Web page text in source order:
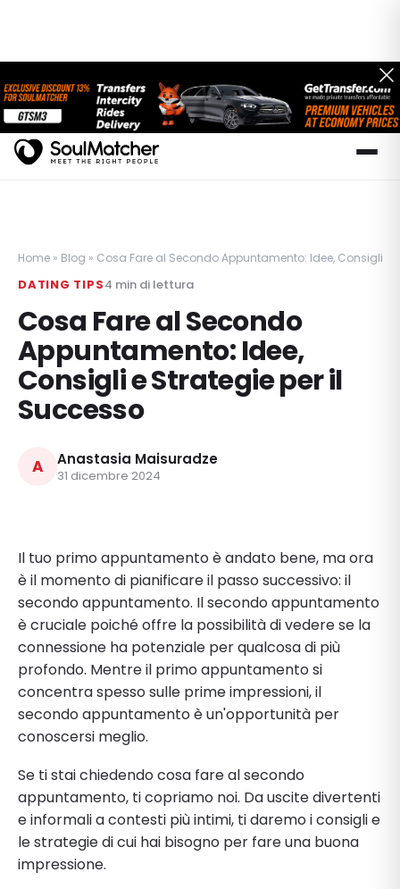
Home » Blog » Cosa Fare al Secondo Appuntamento: Idee, Consigli e
DATING TIPS4 min di lettura
Cosa Fare al Secondo
Appuntamento: Idee,
Consigli e Strategie per il
Successo
A Anastasia Maisuradze
31 dicembre 2024
Il tuo primo appuntamento è andato bene, ma ora
è il momento di pianificare il passo successivo: il
secondo appuntamento. Il secondo appuntamento
è cruciale poiché offre la possibilità di vedere se la
connessione ha potenziale per qualcosa di più
profondo. Mentre il primo appuntamento si
concentra spesso sulle prime impressioni, il
secondo appuntamento è un'opportunità per
conoscersi meglio.
Se ti stai chiedendo cosa fare al secondo
appuntamento, ti copriamo noi. Da uscite divertenti
e informali a contesti più intimi, ti daremo i consigli e
le strategie di cui hai bisogno per fare una buona
impressione.